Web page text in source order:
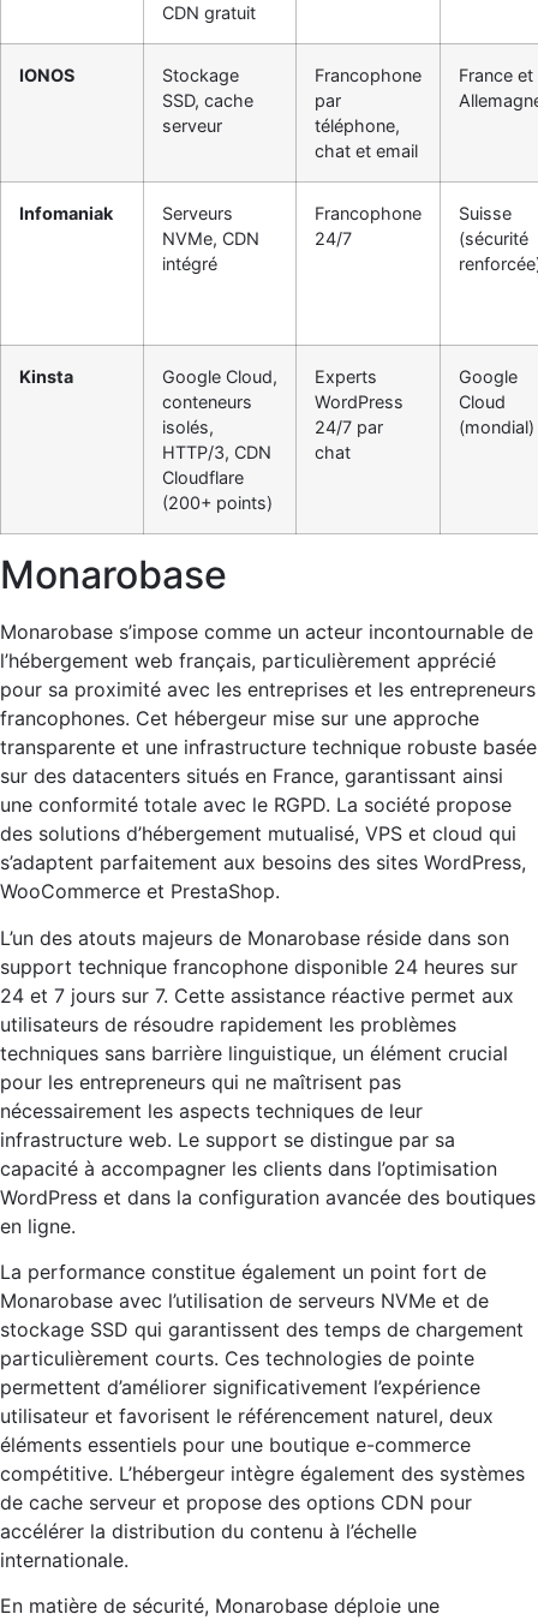
CDN gratuit
IONOS
Stockage
SSD, cache
serveur
Francophone
par
téléphone,
chat et email
France et
Infomaniak
Serveurs
NVMe, CDN
intégré
Francophone
24/7
Suisse
(sécurité
Kinsta
Google Cloud,
conteneurs
isolés,
HTTP/3, CDN
Cloudflare
(200+ points)
Experts
WordPress
24/7 par
chat
Google
Cloud
(mondial)
Monarobase
Monarobase s’impose comme un acteur incontournable de
l’hébergement web français, particulièrement apprécié
pour sa proximité avec les entreprises et les entrepreneurs
francophones. Cet hébergeur mise sur une approche
transparente et une infrastructure technique robuste basée
sur des datacenters situés en France, garantissant ainsi
une conformité totale avec le RGPD. La société propose
des solutions d’hébergement mutualisé, VPS et cloud qui
s’adaptent parfaitement aux besoins des sites WordPress,
WooCommerce et PrestaShop.
L’un des atouts majeurs de Monarobase réside dans son
support technique francophone disponible 24 heures sur
24 et 7 jours sur 7. Cette assistance réactive permet aux
utilisateurs de résoudre rapidement les problèmes
techniques sans barrière linguistique, un élément crucial
pour les entrepreneurs qui ne maîtrisent pas
nécessairement les aspects techniques de leur
infrastructure web. Le support se distingue par sa
capacité à accompagner les clients dans l’optimisation
WordPress et dans la configuration avancée des boutiques
en ligne.
La performance constitue également un point fort de
Monarobase avec l’utilisation de serveurs NVMe et de
stockage SSD qui garantissent des temps de chargement
particulièrement courts. Ces technologies de pointe
permettent d’améliorer significativement l’expérience
utilisateur et favorisent le référencement naturel, deux
éléments essentiels pour une boutique e-commerce
compétitive. L’hébergeur intègre également des systèmes
de cache serveur et propose des options CDN pour
accélérer la distribution du contenu à l’échelle
internationale.
En matière de sécurité, Monarobase déploie une